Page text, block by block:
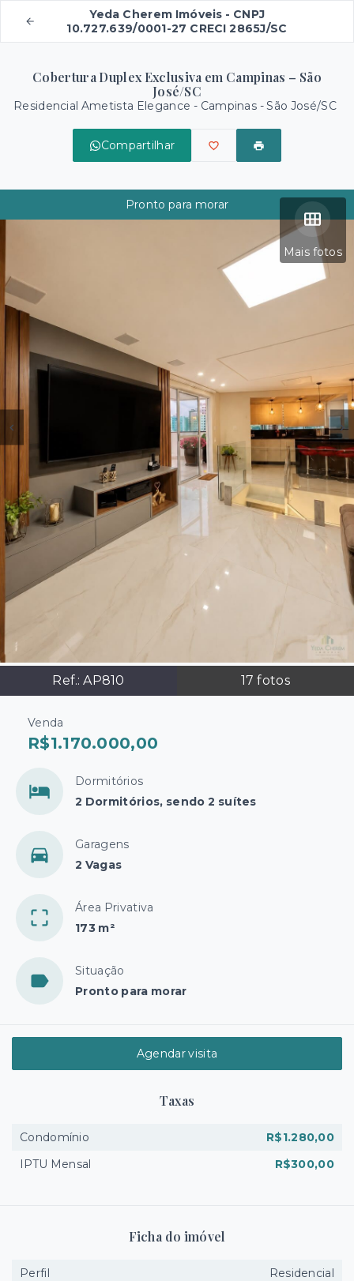
Yeda Cherem Imóveis - CNPJ
10.727.639/0001-27 CRECI 2865J/SC
Cobertura Duplex Exclusiva em Campinas – São
José/SC
Residencial Ametista Elegance - Campinas - São José/SC
Compartilhar
Mais fotos
Ref.:AP810 17 fotos
Pronto para morar
Venda
R$1.170.000,00
Dormitórios
2 Dormitórios, sendo 2 suítes
Garagens
2 Vagas
Área Privativa
173 m²
Situação
Pronto para morar
Agendar visita
Taxas
Condomínio
R$1.280,00
IPTU Mensal
R$300,00
Ficha do imóvel
Perfil
Residencial